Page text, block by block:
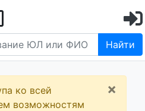
Найти
ко всей
возможностям
×